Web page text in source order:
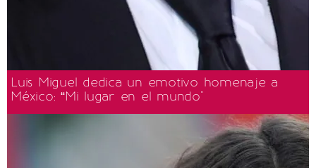
Luis Miguel dedica un emotivo homenaje a
México: “Mi lugar en el mundo"